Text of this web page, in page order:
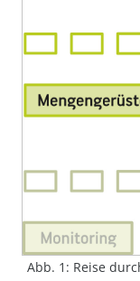
Abb. 1: Reise